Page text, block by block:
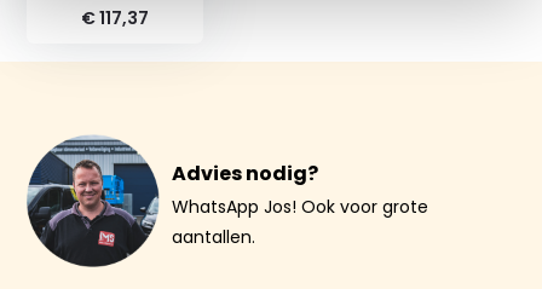
€ 117,37
Advies nodig?
WhatsApp Jos! Ook voor grote
aantallen.